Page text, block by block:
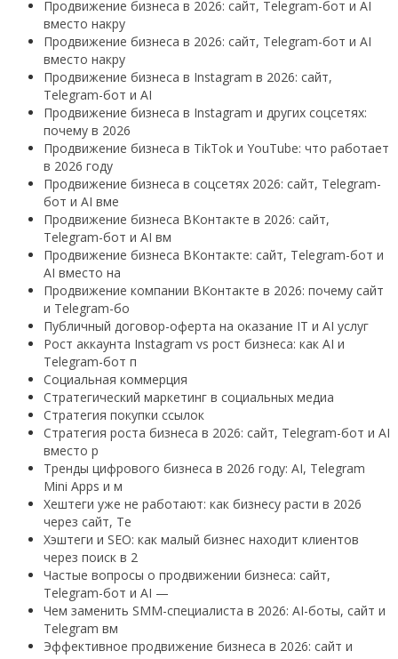
Продвижение бизнеса в 2026: сайт, Telegram-бот и AI
вместо накру
Продвижение бизнеса в 2026: сайт, Telegram-бот и AI
вместо накру
Продвижение бизнеса в Instagram в 2026: сайт,
Telegram-бот и AI
Продвижение бизнеса в Instagram и других соцсетях:
почему в 2026
Продвижение бизнеса в TikTok и YouTube: что работает
в 2026 году
Продвижение бизнеса в соцсетях 2026: сайт, Telegram-
бот и AI вме
Продвижение бизнеса ВКонтакте в 2026: сайт,
Telegram-бот и AI вм
Продвижение бизнеса ВКонтакте: сайт, Telegram-бот и
AI вместо на
Продвижение компании ВКонтакте в 2026: почему сайт
и Telegram-бо
Публичный договор-оферта на оказание IT и AI услуг
Рост аккаунта Instagram vs рост бизнеса: как AI и
Telegram-бот п
Социальная коммерция
Стратегический маркетинг в социальных медиа
Стратегия покупки ссылок
Стратегия роста бизнеса в 2026: сайт, Telegram-бот и AI
вместо р
Тренды цифрового бизнеса в 2026 году: AI, Telegram
Mini Apps и м
Хештеги уже не работают: как бизнесу расти в 2026
через сайт, Te
Хэштеги и SEO: как малый бизнес находит клиентов
через поиск в 2
Частые вопросы о продвижении бизнеса: сайт,
Telegram-бот и AI —
Чем заменить SMM-специалиста в 2026: AI-боты, сайт и
Telegram вм
Эффективное продвижение бизнеса в 2026: сайт и